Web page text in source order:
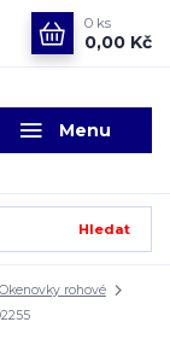
Menu
Hledat
0 ks
0,00 Kč
Okenovky rohové